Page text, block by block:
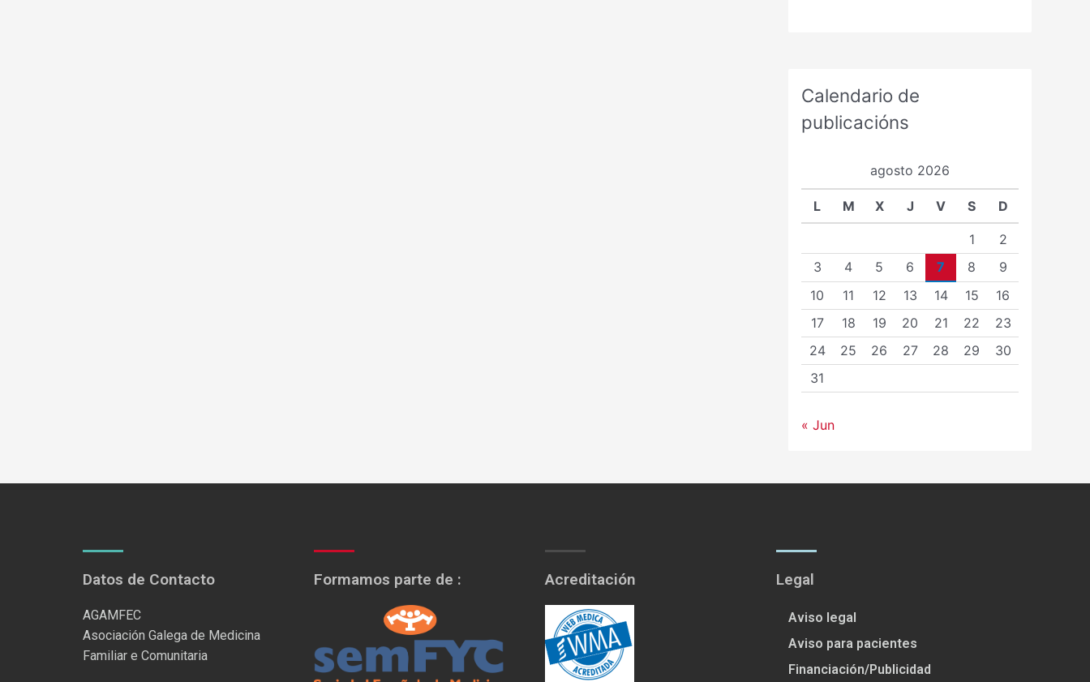
Calendario de
publicacións
agosto 2026
L M X J V S D
1
2
3
4 5 6 7 8
9
10
11 12 13 14 15
16
17
18 19 20 21 22
23
24
25 26 27 28 29
30
31
« Jun
Datos de Contacto
AGAMFEC
Asociación Galega de Medicina
Familiar e Comunitaria
Formamos parte de : Acreditación Legal
Aviso legal
Aviso para pacientes
Financiación/Publicidad